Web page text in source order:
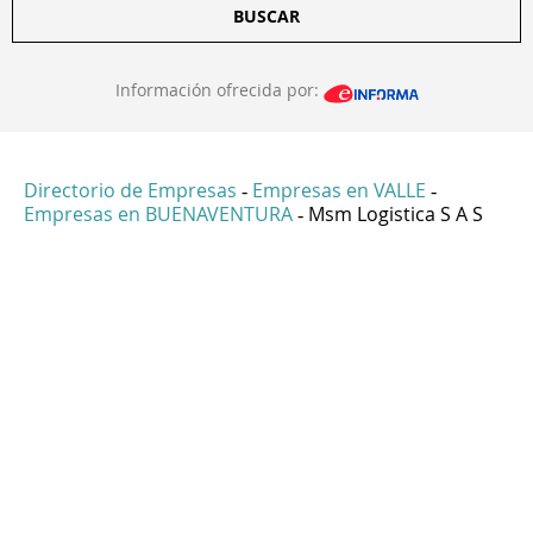
BUSCAR
Información ofrecida por:
Directorio de Empresas - Empresas en VALLE -
Empresas en BUENAVENTURA - Msm Logistica S A S